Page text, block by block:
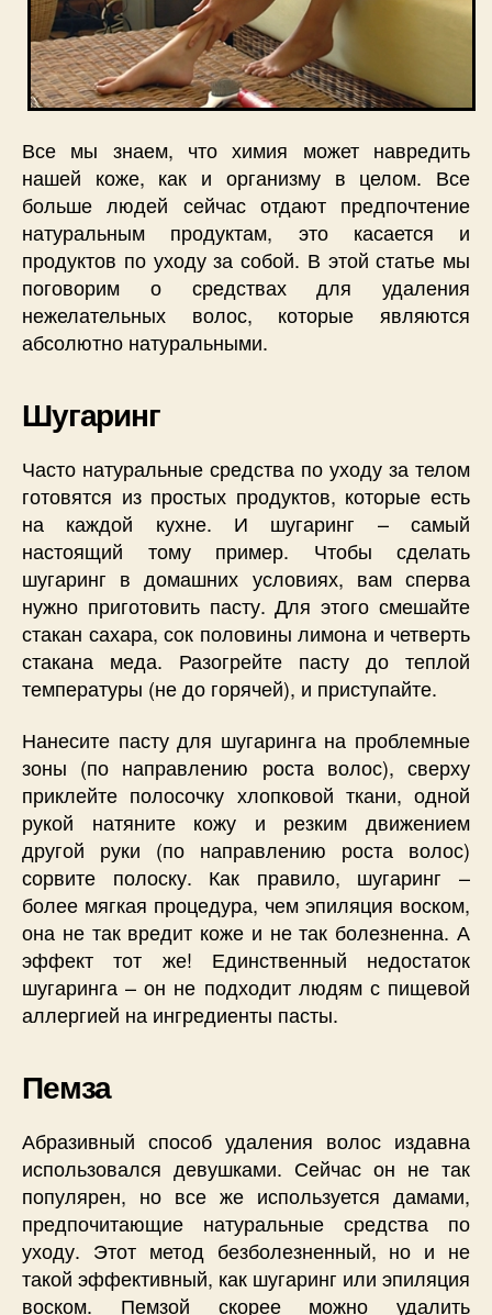
Все мы знаем, что химия может навредить
нашей коже, как и организму в целом. Все
больше людей сейчас отдают предпочтение
натуральным продуктам, это касается и
продуктов по уходу за собой. В этой статье мы
поговорим о средствах для удаления
нежелательных волос, которые являются
абсолютно натуральными.
Шугаринг
Часто натуральные средства по уходу за телом
готовятся из простых продуктов, которые есть
на каждой кухне. И шугаринг – самый
настоящий тому пример. Чтобы сделать
шугаринг в домашних условиях, вам сперва
нужно приготовить пасту. Для этого смешайте
стакан сахара, сок половины лимона и четверть
стакана меда. Разогрейте пасту до теплой
температуры (не до горячей), и приступайте.
Нанесите пасту для шугаринга на проблемные
зоны (по направлению роста волос), сверху
приклейте полосочку хлопковой ткани, одной
рукой натяните кожу и резким движением
другой руки (по направлению роста волос)
сорвите полоску. Как правило, шугаринг –
более мягкая процедура, чем эпиляция воском,
она не так вредит коже и не так болезненна. А
эффект тот же! Единственный недостаток
шугаринга – он не подходит людям с пищевой
аллергией на ингредиенты пасты.
Пемза
Абразивный способ удаления волос издавна
использовался девушками. Сейчас он не так
популярен, но все же используется дамами,
предпочитающие натуральные средства по
уходу. Этот метод безболезненный, но и не
такой эффективный, как шугаринг или эпиляция
воском. Пемзой скорее можно удалить